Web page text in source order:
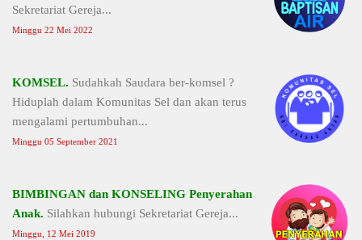
Sekretariat Gereja...
Minggu 22 Mei 2022
KOMSEL. Sudahkah Saudara ber-komsel ?
Hiduplah dalam Komunitas Sel dan akan terus
mengalami pertumbuhan...
Minggu 05 September 2021
BIMBINGAN dan KONSELING Penyerahan
Anak. Silahkan hubungi Sekretariat Gereja...
Minggu, 12 Mei 2019